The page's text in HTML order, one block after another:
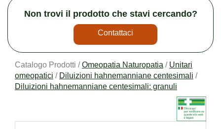
Non trovi il prodotto che stavi cercando?
Contattaci
Catalogo Prodotti /Omeopatia Naturopatia / Unitari
omeopatici / Diluizioni hahnemanniane centesimali /
Diluizioni hahnemanniane centesimali: granuli